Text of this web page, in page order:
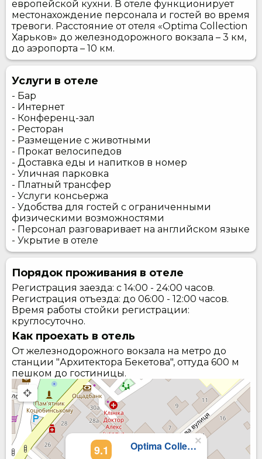
европейской кухни. В отеле функционирует
местонахождение персонала и гостей во время
тревоги. Расстояние от отеля «Optima Collection
Харьков» до железнодорожного вокзала – 3 км,
до аэропорта – 10 км.
Услуги в отеле
- Бар
- Интернет
- Конференц-зал
- Ресторан
- Размещение с животными
- Прокат велосипедов
- Доставка еды и напитков в номер
- Уличная парковка
- Платный трансфер
- Услуги консьержа
- Удобства для гостей с ограниченными
физическими возможностями
- Персонал разговаривает на английском языке
- Укрытие в отеле
Порядок проживания в отеле
Регистрация заезда: с 14:00 - 24:00 часов.
Регистрация отъезда: до 06:00 - 12:00 часов.
Время работы стойки регистрации:
круглосуточно.
Как проехать в отель
От железнодорожного вокзала на метро до
станции "Архитектора Бекетова", оттуда 600 м
пешком до гостиницы.
9.1 Optima Collection Харьков×